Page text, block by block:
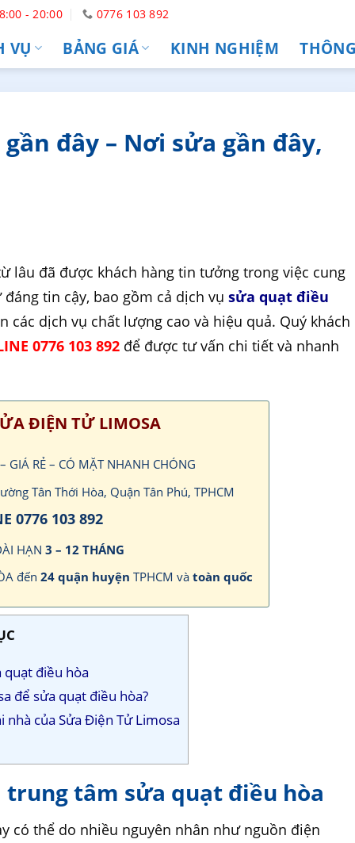
- 20:00 0776 103 892
VỤ BẢNG GIÁ KINH NGHIỆM
đây – Nơi sửa gần đây,
lâu đã được khách hàng tin tưởng trong việc cung
tin cậy, bao gồm cả dịch vụsửa quạt điều
các dịch vụ chất lượng cao và hiệu quả. Quý khách
0776 103 892 để được tư vấn chi tiết và nhanh
ĐIỆN TỬ LIMOSA
GIÁ RẺ – CÓ MẶT NHANH CHÓNG
Tân Thới Hòa, Quận Tân Phú, TPHCM
0776 103 892
HẠN 3 – 12 THÁNG
đến24 quận huyện TPHCM vàtoàn quốc
điều hòa
để sửa quạt điều hòa?
của Sửa Điện Tử Limosa
trung tâm sửa quạt điều hòa
có thể do nhiều nguyên nhân như nguồn điện